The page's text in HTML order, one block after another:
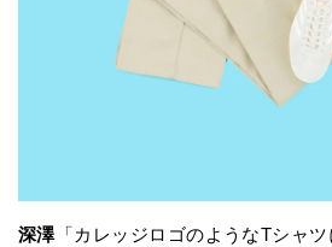
深澤「カレッジロゴのようなTシャ